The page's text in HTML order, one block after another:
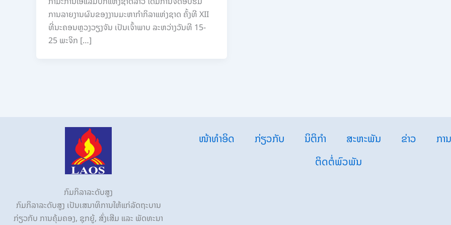
ການລາຍງານຜົນຂອງງານມະຫາກຳກິລາແຫ່ງຊາດ ຄັ້ງທີ XII
ທີ່ນະຄອນຫຼວງວຽງຈັນ ເປັນເຈົ້າພາບ ລະຫວ່າງວັນທີ 15-
25 ພະຈິກ […]
ກົມກິລາລະດັບສູງ
ກົມກິລາລະດັບສູງ ເປັນເສນາທິການໃຫ້ແກ່ລັດຖະບານ
ກ່ຽວກັບ ການຄຸ້ມຄອງ, ຊຸກຍູ້, ສົ່ງເສີມ ແລະ ພັດທະນາ
ໜ້າທຳອິດ ກ່ຽວກັບ ນິຕິກຳ ສະຫະພັນ ຂ່າວ
ກາ
ຕິດຕໍ່ພົວພັນ